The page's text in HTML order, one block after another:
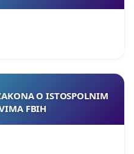
O ISTOSPOLNIM
FBIH